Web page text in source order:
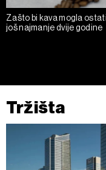
Zajednički voditelji
.
kojem trenutku
Zašto bi kava mogla
još najmanje dvije godine
Tržišta